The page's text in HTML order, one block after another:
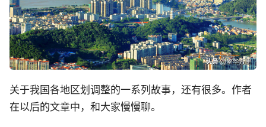
关于我国各地区划调整的一系列故事，还有很多。作者
在以后的文章中，和大家慢慢聊。